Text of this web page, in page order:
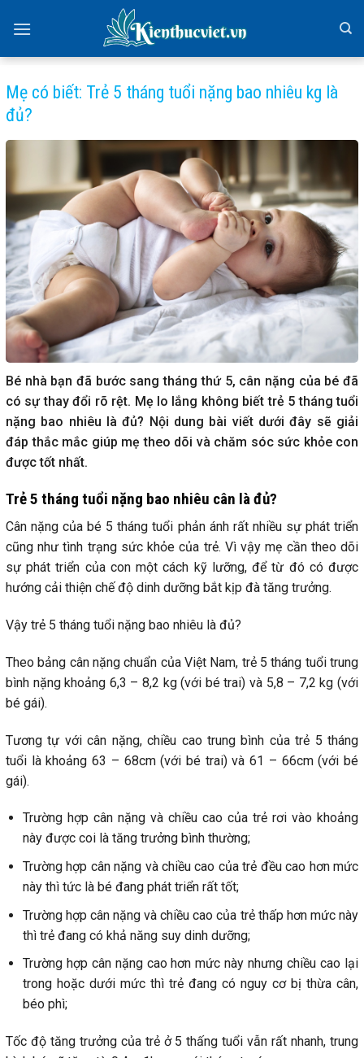
Mẹ có biết: Trẻ 5 tháng tuổi nặng bao nhiêu kg là
đủ?
Bé nhà bạn đã bước sang tháng thứ 5, cân nặng của bé đã
có sự thay đổi rõ rệt. Mẹ lo lắng không biết trẻ 5 tháng tuổi
nặng bao nhiêu là đủ? Nội dung bài viết dưới đây sẽ giải
đáp thắc mắc giúp mẹ theo dõi và chăm sóc sức khỏe con
được tốt nhất.
Trẻ 5 tháng tuổi nặng bao nhiêu cân là đủ?
Cân nặng của bé 5 tháng tuổi phản ánh rất nhiều sự phát triển
cũng như tình trạng sức khỏe của trẻ. Vì vậy mẹ cần theo dõi
sự phát triển của con một cách kỹ lưỡng, để từ đó có được
hướng cải thiện chế độ dinh dưỡng bắt kịp đà tăng trưởng.
Vậy trẻ 5 tháng tuổi nặng bao nhiêu là đủ?
Theo bảng cân nặng chuẩn của Việt Nam, trẻ 5 tháng tuổi trung
bình nặng khoảng 6,3 – 8,2 kg (với bé trai) và 5,8 – 7,2 kg (với
bé gái).
Tương tự với cân nặng, chiều cao trung bình của trẻ 5 tháng
tuổi là khoảng 63 – 68cm (với bé trai) và 61 – 66cm (với bé
gái).
Trường hợp cân nặng và chiều cao của trẻ rơi vào khoảng
này được coi là tăng trưởng bình thường;
Trường hợp cân nặng và chiều cao của trẻ đều cao hơn mức
này thì tức là bé đang phát triển rất tốt;
Trường hợp cân nặng và chiều cao của trẻ thấp hơn mức này
thì trẻ đang có khả năng suy dinh dưỡng;
Trường hợp cân nặng cao hơn mức này nhưng chiều cao lại
trong hoặc dưới mức thì trẻ đang có nguy cơ bị thừa cân,
béo phì;
Tốc độ tăng trưởng của trẻ ở 5 thấng tuổi vẫn rất nhanh, trung